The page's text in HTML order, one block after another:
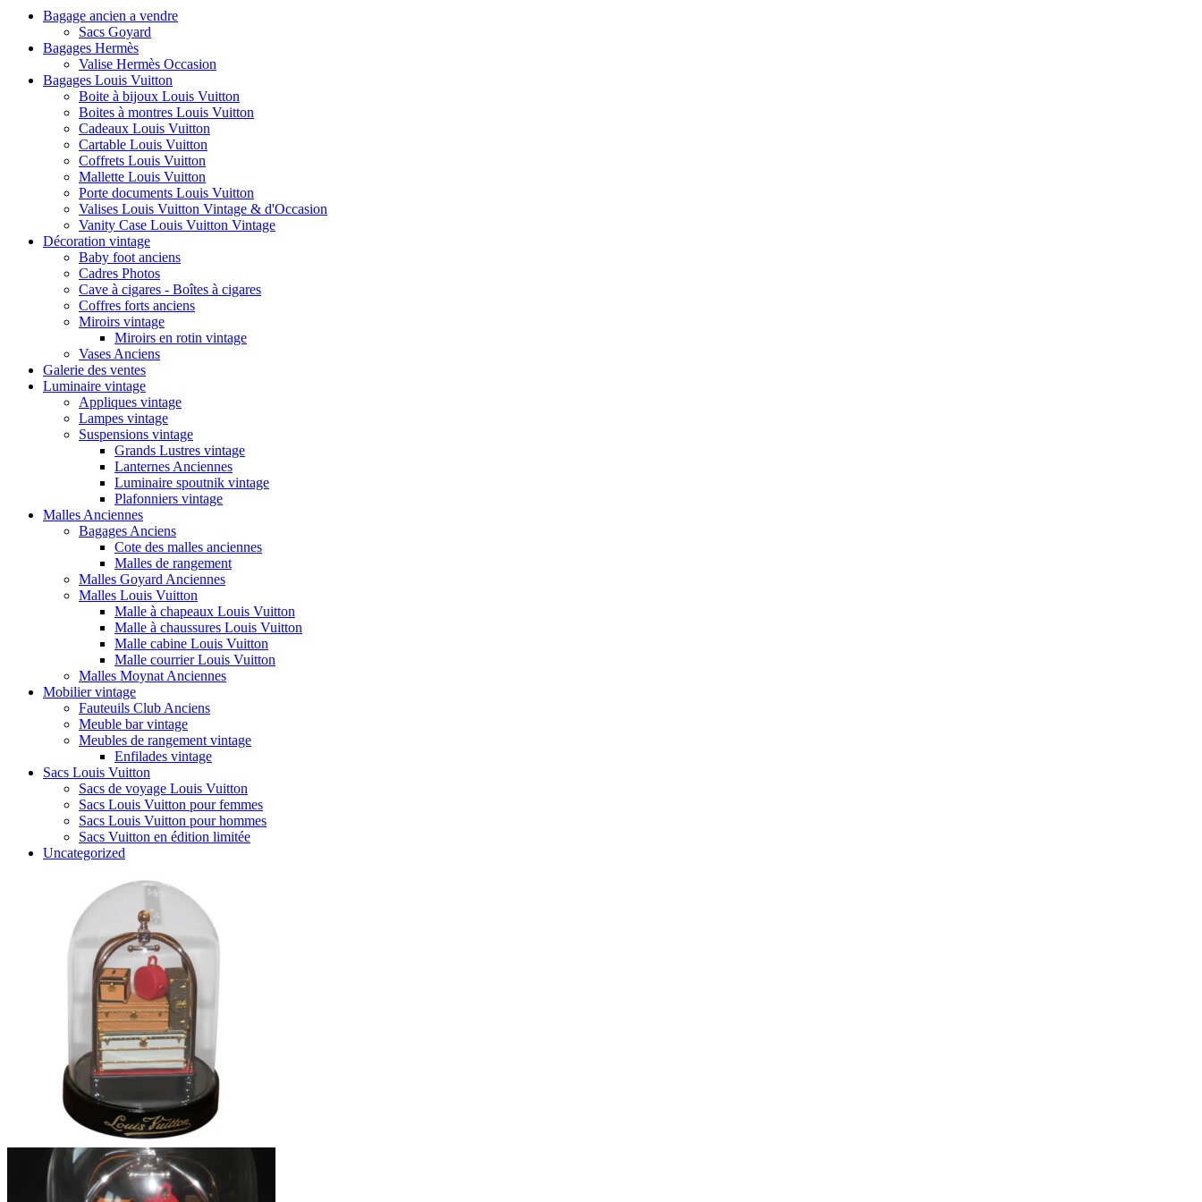
En plus de cet argument de poids, la déco vintage est bénéfique à l’évolution de notre planète. Dans la mesure ou acheter vintage, outre le plaisir que cela procure, permet d’insuffler un nouveau souffle à des
objets qui traversent les époques sans prendre une ride. Se meubler en déco vintage est une sorte de renaissance qui permet également de ralentir la production effrénée d’objets et de meubles actuellement.
En conclusion, s’équiper en décoration vintage est bon pour notre monde…
Bagage ancien a vendre
Sacs Goyard
Bagages Hermès
Valise Hermès Occasion
Bagages Louis Vuitton
Boite à bijoux Louis Vuitton
Boites à montres Louis Vuitton
Cadeaux Louis Vuitton
Cartable Louis Vuitton
Coffrets Louis Vuitton
Mallette Louis Vuitton
Porte documents Louis Vuitton
Valises Louis Vuitton Vintage & d'Occasion
Vanity Case Louis Vuitton Vintage
Décoration vintage
Baby foot anciens
Cadres Photos
Cave à cigares - Boîtes à cigares
Coffres forts anciens
Miroirs vintage
Miroirs en rotin vintage
Vases Anciens
Galerie des ventes
Luminaire vintage
Appliques vintage
Lampes vintage
Suspensions vintage
Grands Lustres vintage
Lanternes Anciennes
Luminaire spoutnik vintage
Plafonniers vintage
Malles Anciennes
Bagages Anciens
Cote des malles anciennes
Malles de rangement
Malles Goyard Anciennes
Malles Louis Vuitton
Malle à chapeaux Louis Vuitton
Malle à chaussures Louis Vuitton
Malle cabine Louis Vuitton
Malle courrier Louis Vuitton
Malles Moynat Anciennes
Mobilier vintage
Fauteuils Club Anciens
Meuble bar vintage
Meubles de rangement vintage
Enfilades vintage
Sacs Louis Vuitton
Sacs de voyage Louis Vuitton
Sacs Louis Vuitton pour femmes
Sacs Louis Vuitton pour hommes
Sacs Vuitton en édition limitée
Uncategorized